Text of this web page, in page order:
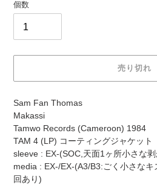
常
価
格
込
送
手
続
き
時
に
計
算
個数
売り切れ
カ
ー
ト
に
商
品
を
Sam Fan Thomas
Makassi
Tamwo Records (Cameroon) 1984
TAM 4 (LP) コーティングジャケット
sleeve : EX-(SOC,天面1ヶ所小さな
media : EX-/EX-(A3/B3:ごく小さな
回あり)